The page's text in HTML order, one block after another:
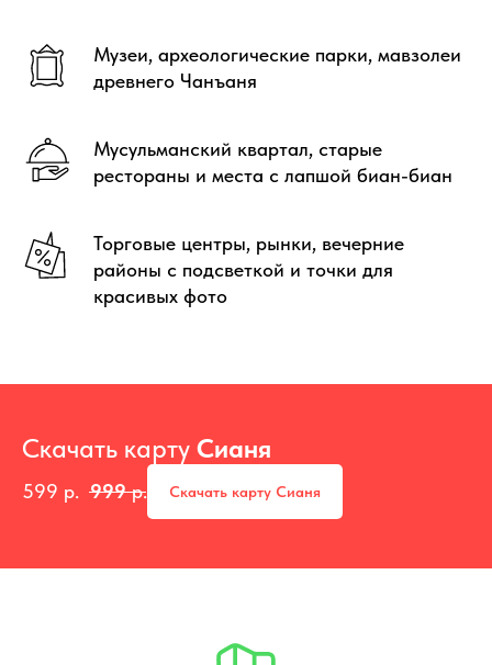
Музеи, археологические парки, мавзолеи
древнего Чанъаня
Мусульманский квартал, старые
рестораны и места с лапшой биан-биан
Торговые центры, рынки, вечерние
районы с подсветкой и точки для
красивых фото
Скачать карту Сианя
599 р. 999 р. Скачать карту Сианя